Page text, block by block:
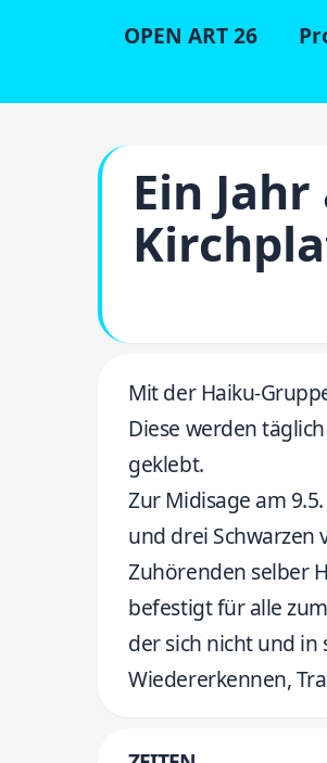
OPEN ART 26
Ein
Mit der Haiku-
Diese werden
geklebt.
Zur Midisage am
und drei Schwarzen
Zuhörenden selber
befestigt für alle
der sich nicht und in
Wiedererkennen,